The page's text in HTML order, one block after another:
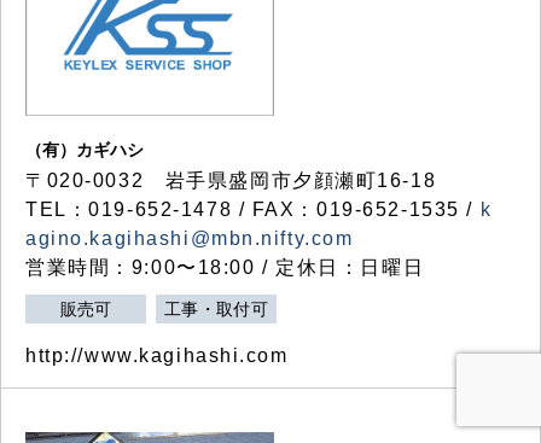
（有）カギハシ
〒020-0032 岩手県盛岡市夕顔瀬町16-18
TEL：019-652-1478 / FAX：019-652-1535 / k
agino.kagihashi@mbn.nifty.com
営業時間：9:00〜18:00 / 定休日：日曜日
販売可 工事・取付可
http://www.kagihashi.com